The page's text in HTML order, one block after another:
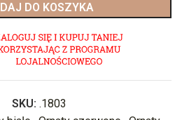
DO KOSZYKA
SKU: .1803